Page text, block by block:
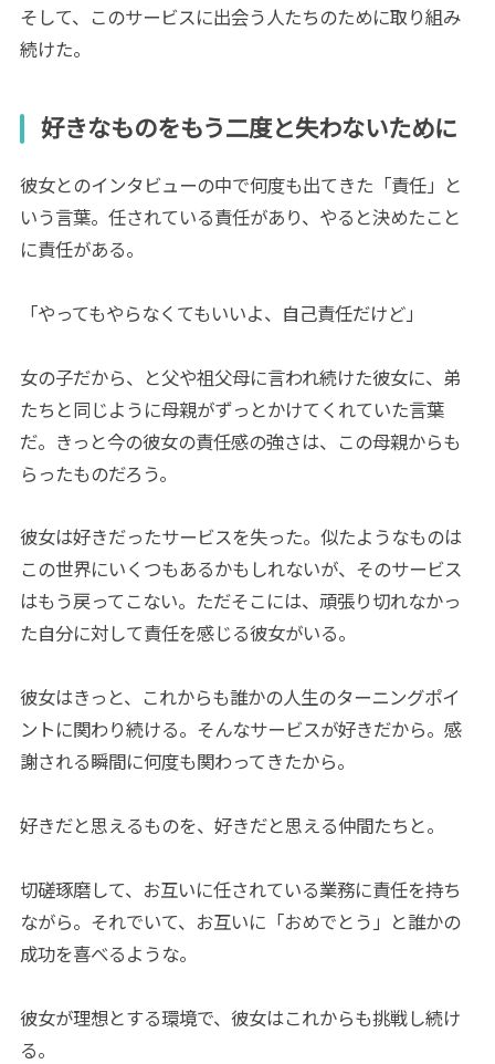
そして、このサービスに出会う人たちのために取り組み
続けた。
好きなものをもう二度と失わないために
彼女とのインタビューの中で何度も出てきた「責任」と
いう言葉。任されている責任があり、やると決めたこと
に責任がある。
「やってもやらなくてもいいよ、自己責任だけど」
女の子だから、と父や祖父母に言われ続けた彼女に、弟
たちと同じように母親がずっとかけてくれていた言葉
だ。きっと今の彼女の責任感の強さは、この母親からも
らったものだろう。
彼女は好きだったサービスを失った。似たようなものは
この世界にいくつもあるかもしれないが、そのサービス
はもう戻ってこない。ただそこには、頑張り切れなかっ
た自分に対して責任を感じる彼女がいる。
彼女はきっと、これからも誰かの人生のターニングポイ
ントに関わり続ける。そんなサービスが好きだから。感
謝される瞬間に何度も関わってきたから。
好きだと思えるものを、好きだと思える仲間たちと。
切磋琢磨して、お互いに任されている業務に責任を持ち
ながら。それでいて、お互いに「おめでとう」と誰かの
成功を喜べるような。
彼女が理想とする環境で、彼女はこれからも挑戦し続け
る。